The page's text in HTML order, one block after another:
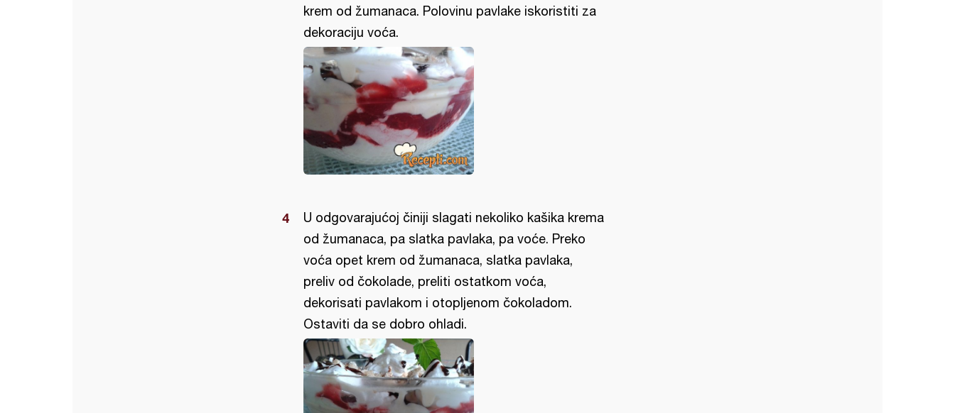
krem od žumanaca. Polovinu pavlake iskoristiti za
dekoraciju voća.
U odgovarajućoj činiji slagati nekoliko kašika krema
od žumanaca, pa slatka pavlaka, pa voće. Preko
voća opet krem od žumanaca, slatka pavlaka,
preliv od čokolade, preliti ostatkom voća,
dekorisati pavlakom i otopljenom čokoladom.
Ostaviti da se dobro ohladi.